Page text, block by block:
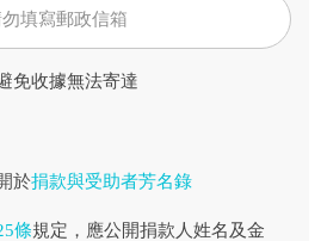
免收據無法寄達
於捐款與受助者芳名錄
條規定，應公開捐款人姓名及金